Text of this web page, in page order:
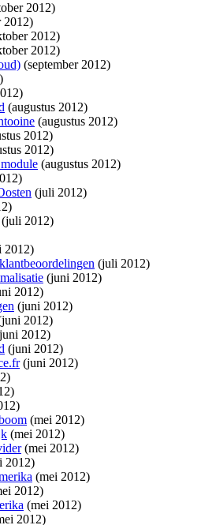
2012)
2012)
2012)
2012)
(september 2012)
(augustus 2012)
(augustus 2012)
2012)
2012)
(augustus 2012)
(juli 2012)
(juli 2012)
2012)
(juli 2012)
(juni 2012)
2012)
(juni 2012)
2012)
2012)
(juni 2012)
(juni 2012)
(mei 2012)
(mei 2012)
(mei 2012)
2012)
(mei 2012)
2012)
(mei 2012)
2012)